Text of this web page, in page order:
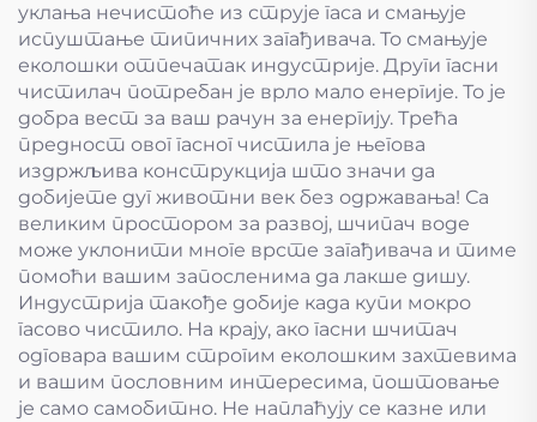
уклања нечистоће из струје гаса и смањује
испуштање типичних загађивача. То смањује
еколошки отпечатак индустрије. Други гасни
чистилач потребан је врло мало енергије. То је
добра вест за ваш рачун за енергију. Трећа
предност овог гасног чистила је његова
издржљива конструкција што значи да
добијете дуг животни век без одржавања! Са
великим простором за развој, шчипач воде
може уклонити многе врсте загађивача и тиме
помоћи вашим запосленима да лакше дишу.
Индустрија такође добије када купи мокро
гасово чистило. На крају, ако гасни шчитач
одговара вашим строгим еколошким захтевима
и вашим пословним интересима, поштовање
је само самобитно. Не наплаћују се казне или